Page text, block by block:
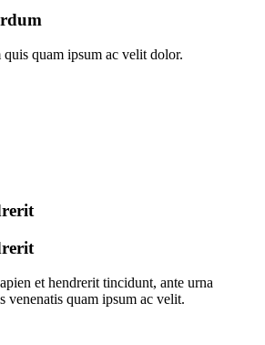
quam ipsum ac velit dolor.
et hendrerit tincidunt, ante urna
venenatis quam ipsum ac velit.